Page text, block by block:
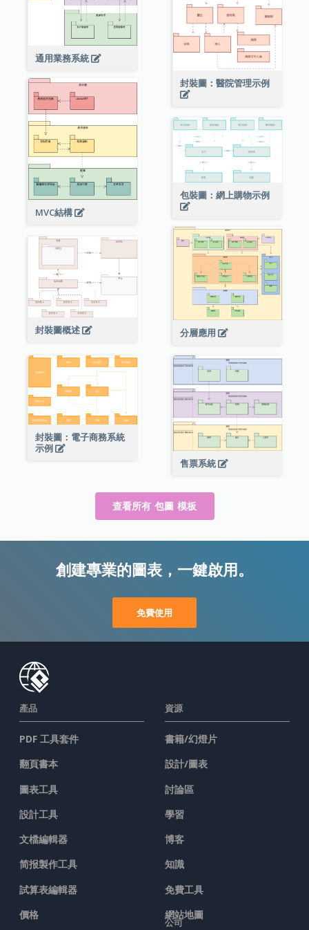
通用業務系統
封裝圖：醫院管理示例
MVC結構
包裝圖：網上購物示例
分層應用
封裝圖概述
封裝圖：電子商務系統
示例
售票系統
查看所有 包圖 模板
創建專業的圖表，一鍵啟用。
免費使用
產品
PDF 工具套件
翻頁書本
圖表工具
設計工具
文檔編輯器
简报製作工具
試算表編輯器
價格
資源
書籍/幻燈片
設計/圖表
討論區
學習
博客
知識
免費工具
網站地圖
公司